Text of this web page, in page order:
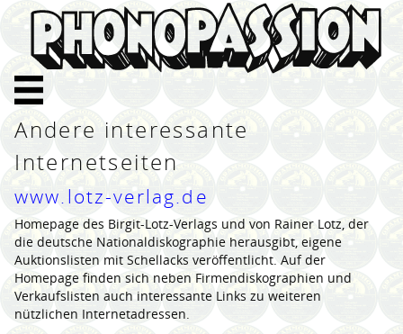
Andere interessante
Internetseiten
www.lotz-verlag.de
Homepage des Birgit-Lotz-Verlags und von Rainer Lotz, der
die deutsche Nationaldiskographie herausgibt, eigene
Auktionslisten mit Schellacks veröffentlicht. Auf der
Homepage finden sich neben Firmendiskographien und
Verkaufslisten auch interessante Links zu weiteren
nützlichen Internetadressen.